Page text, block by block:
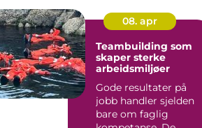
08. apr
Teambuilding som
skaper sterke
arbeidsmiljøer
Gode resultater på
jobb handler sjelden
bare om faglig